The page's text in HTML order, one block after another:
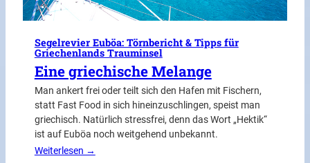
Segelrevier Euböa: Törnbericht & Tipps für
Griechenlands Trauminsel
Eine griechische Melange
Man ankert frei oder teilt sich den Hafen mit Fischern,
statt Fast Food in sich hineinzuschlingen, speist man
griechisch. Natürlich stressfrei, denn das Wort „Hektik“
ist auf Euböa noch weitgehend unbekannt.
Weiterlesen →